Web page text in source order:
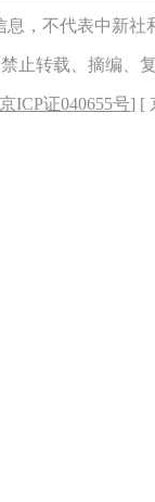
息，不代表中新
止转载、摘编、
京ICP证040655号] [